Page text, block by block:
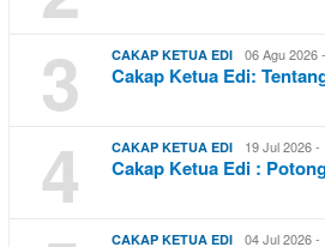
3 CAKAP KETUA EDI 06 Agu 2026
Cakap Ketua Edi:
4 CAKAP KETUA EDI 19 Jul 2026 -
Cakap Ketua Edi :
CAKAP KETUA EDI 04 Jul 2026 -